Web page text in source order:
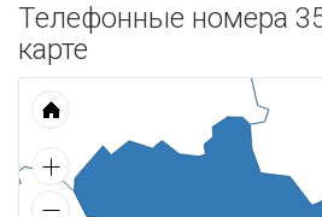
Телефонные номера
карте